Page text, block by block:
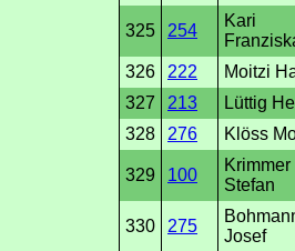
325 254
Kari
326 222 Moitzi
327
213 Lüttig
328
276 Klöss
329 100
Krimmer
Stefan
330 275
Josef